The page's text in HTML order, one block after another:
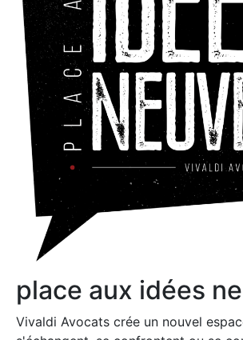
place aux idées
Vivaldi Avocats crée un nouvel